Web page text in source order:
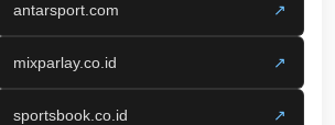
antarsport.com ↗
mixparlay.co.id ↗
sportsbook.co.id ↗